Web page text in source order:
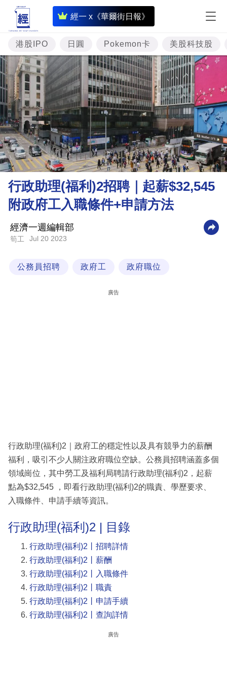
經一 x《華爾街日報》
即
時
財
經
專
題
投
資
樓
市
理
財
商
業
科
區
港股IPO 日圓 Pokemon卡 美股科技股
行政助理(福利)2招聘｜起薪$32,545
附政府工入職條件+申請方法
經濟一週編輯部
筍工 Jul 20 2023
公務員招聘 政府工 政府職位
廣告
行政助理(福利)2｜政府工的穩定性以及具有競爭力的薪酬
福利，吸引不少人關注政府職位空缺。公務員招聘涵蓋多個
領域崗位，其中勞工及福利局聘請行政助理(福利)2，起薪
點為$32,545 ，即看行政助理(福利)2的職責、學歷要求、
入職條件、申請手續等資訊。
行政助理(福利)2 | 目錄
行政助理(福利)2丨招聘詳情
行政助理(福利)2丨薪酬
行政助理(福利)2丨入職條件
行政助理(福利)2丨職責
行政助理(福利)2丨申請手續
行政助理(福利)2丨查詢詳情
廣告